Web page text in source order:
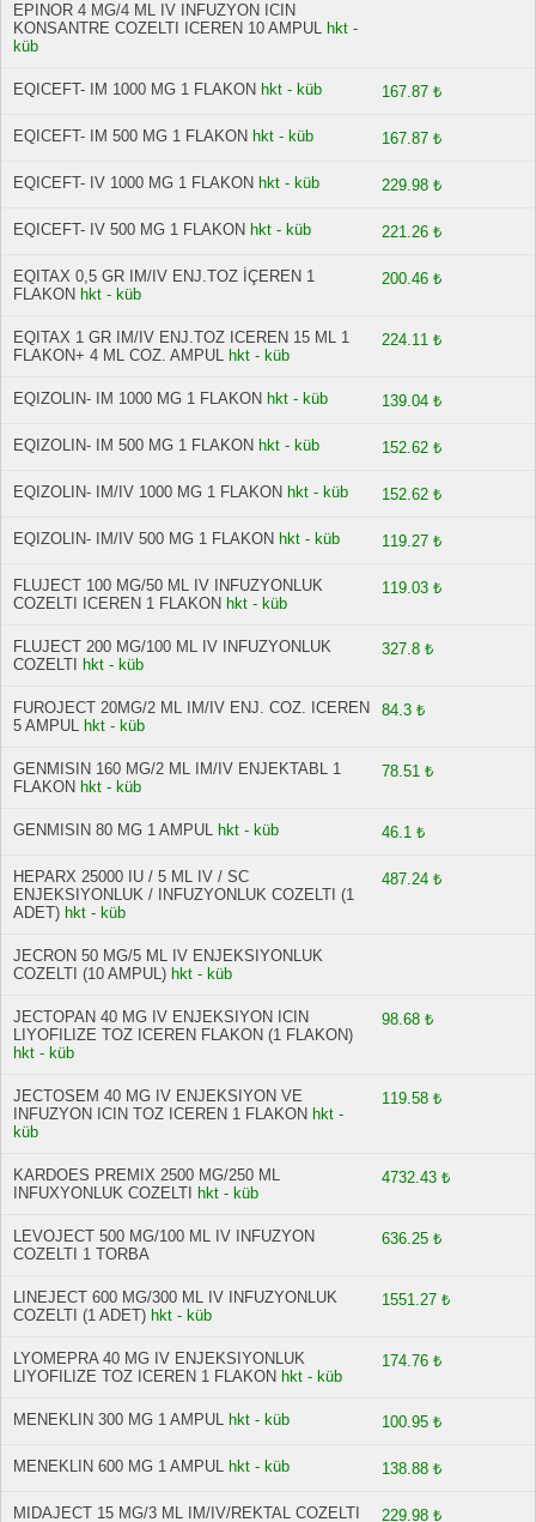
EPINOR 4 MG/4 ML IV INFUZYON ICIN
KONSANTRE COZELTI ICEREN 10 AMPUL hkt -
küb
EQICEFT- IM 1000 MG 1 FLAKON hkt - küb 167.87 ₺
EQICEFT- IM 500 MG 1 FLAKON hkt - küb 167.87 ₺
EQICEFT- IV 1000 MG 1 FLAKON hkt - küb 229.98 ₺
EQICEFT- IV 500 MG 1 FLAKON hkt - küb 221.26 ₺
EQITAX 0,5 GR IM/IV ENJ.TOZ İÇEREN 1
FLAKON hkt - küb
200.46 ₺
EQITAX 1 GR IM/IV ENJ.TOZ ICEREN 15 ML 1
FLAKON+ 4 ML COZ. AMPUL hkt - küb
224.11 ₺
EQIZOLIN- IM 1000 MG 1 FLAKON hkt - küb 139.04 ₺
EQIZOLIN- IM 500 MG 1 FLAKON hkt - küb 152.62 ₺
EQIZOLIN- IM/IV 1000 MG 1 FLAKON hkt - küb 152.62 ₺
EQIZOLIN- IM/IV 500 MG 1 FLAKON hkt - küb 119.27 ₺
FLUJECT 100 MG/50 ML IV INFUZYONLUK
COZELTI ICEREN 1 FLAKON hkt - küb
119.03 ₺
FLUJECT 200 MG/100 ML IV INFUZYONLUK
COZELTI
hkt - küb
327.8 ₺
FUROJECT 20MG/2 ML IM/IV ENJ. COZ. ICEREN
5 AMPUL hkt - küb
84.3 ₺
GENMISIN 160 MG/2 ML IM/IV ENJEKTABL 1
FLAKON hkt - küb
78.51 ₺
GENMISIN 80 MG 1 AMPUL hkt - küb 46.1 ₺
HEPARX 25000 IU / 5 ML IV / SC
ENJEKSIYONLUK / INFUZYONLUK COZELTI (1
ADET) hkt - küb
487.24 ₺
JECRON 50 MG/5 ML IV ENJEKSIYONLUK
COZELTI (10 AMPUL) hkt - küb
JECTOPAN 40 MG IV ENJEKSIYON ICIN
LIYOFILIZE TOZ ICEREN FLAKON (1 FLAKON)
hkt - küb
98.68 ₺
JECTOSEM 40 MG IV ENJEKSIYON VE
INFUZYON ICIN TOZ ICEREN 1 FLAKON hkt -
küb
119.58 ₺
KARDOES PREMIX 2500 MG/250 ML
INFUXYONLUK COZELTI
hkt - küb
4732.43 ₺
LEVOJECT 500 MG/100 ML IV INFUZYON
COZELTI 1 TORBA
636.25 ₺
LINEJECT 600 MG/300 ML IV INFUZYONLUK
COZELTI (1 ADET) hkt - küb
1551.27 ₺
LYOMEPRA 40 MG IV ENJEKSIYONLUK
LIYOFILIZE TOZ ICEREN 1 FLAKON hkt - küb
174.76 ₺
MENEKLIN 300 MG 1 AMPUL hkt - küb 100.95 ₺
MENEKLIN 600 MG 1 AMPUL hkt - küb 138.88 ₺
MIDAJECT 15 MG/3 ML IM/IV/REKTAL COZELTI 229.98 ₺